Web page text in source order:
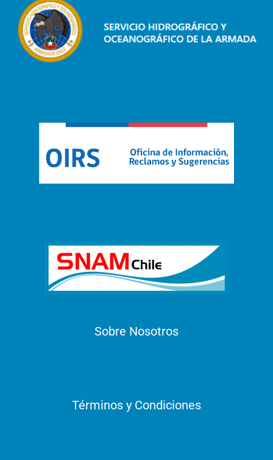
Sobre Nosotros
Términos y Condiciones